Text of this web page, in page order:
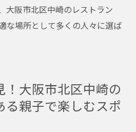
大阪市北区中崎のレストラン
な場所として多くの人々に選ば
！大阪市北区中崎の
る親子で楽しむスポ